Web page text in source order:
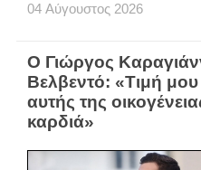
04 Αύγουστος 2026
Ο Γιώργος
Βελβεντό: «Τιμή
αυτής της
καρδιά»